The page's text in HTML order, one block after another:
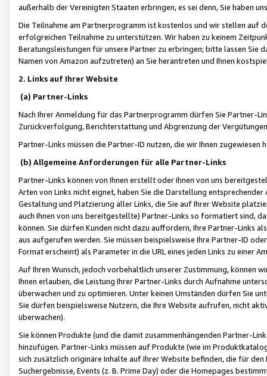
außerhalb der Vereinigten Staaten erbringen, es sei denn, Sie haben
Die Teilnahme am Partnerprogramm ist kostenlos und wir stellen auf
erfolgreichen Teilnahme zu unterstützen. Wir haben zu keinem
Beratungsleistungen für unsere Partner zu erbringen; bitte lassen Sie
Namen von Amazon aufzutreten) an Sie herantreten und Ihnen
2. Links auf Ihrer Website
(a) Partner-Links
Nach Ihrer Anmeldung für das Partnerprogramm dürfen Sie Partner-
Zurückverfolgung, Berichterstattung und Abgrenzung der
Partner-Links müssen die Partner-ID nutzen, die wir Ihnen zugewiesen
(b) Allgemeine Anforderungen für alle Partner-Links
Partner-Links können von Ihnen erstellt oder Ihnen von uns
Arten von Links nicht eignet, haben Sie die Darstellung
Gestaltung und Platzierung aller Links, die Sie auf Ihrer Website
auch Ihnen von uns bereitgestellte) Partner-Links so formatiert sind,
können. Sie dürfen Kunden nicht dazu auffordern, Ihre Partner-Links
aus aufgerufen werden. Sie müssen beispielsweise Ihre Partner-ID
Format erscheint) als Parameter in die URL eines jeden Links zu einer
Auf Ihren Wunsch, jedoch vorbehaltlich unserer Zustimmung, können
Ihnen erlauben, die Leistung Ihrer Partner-Links durch Aufnahme
überwachen und zu optimieren. Unter keinen Umständen dürfen Sie
Sie dürfen beispielsweise Nutzern, die Ihre Website aufrufen, nicht
überwachen).
Sie können Produkte (und die damit zusammenhängenden Partner-
hinzufügen. Partner-Links müssen auf Produkte (wie im
sich zusätzlich originäre Inhalte auf Ihrer Website befinden, die für
Suchergebnisse, Events (z. B. Prime Day) oder die Homepages